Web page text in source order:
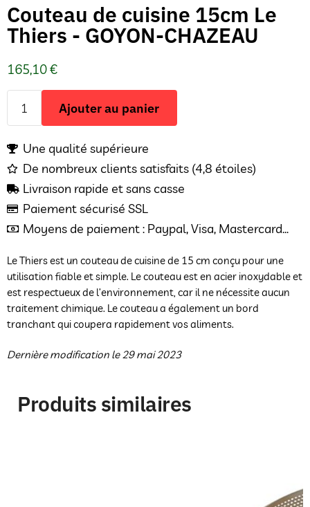
Couteau de cuisine 15cm Le
Thiers - GOYON-CHAZEAU
165,10€
Ajouter au panier
Une qualité supérieure
De nombreux clients satisfaits (4,8 étoiles)
Livraison rapide et sans casse
Paiement sécurisé SSL
Moyens de paiement : Paypal, Visa, Mastercard...
Le Thiers est un couteau de cuisine de 15 cm conçu pour une
utilisation fiable et simple. Le couteau est en acier inoxydable et
est respectueux de l’environnement, car il ne nécessite aucun
traitement chimique. Le couteau a également un bord
tranchant qui coupera rapidement vos aliments.
Dernière modification le 29 mai 2023
Produits similaires